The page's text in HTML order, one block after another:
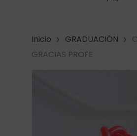
Inicio GRADUACIÓN
GRACIAS PROFE